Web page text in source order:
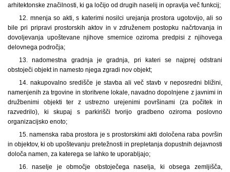
arhitektonske značilnosti, ki ga ločijo od drugih naselij in opravlja več funkcij;
12. mnenja so akti, s katerimi nosilci urejanja prostora ugotovijo, ali so
bile pri pripravi prostorskih aktov in v združenem postopku načrtovanja in
dovoljevanja upoštevane njihove smernice oziroma predpisi z njihovega
delovnega področja;
13. nadomestna gradnja je gradnja, pri kateri se najprej odstrani
obstoječi objekt in namesto njega zgradi nov objekt;
14. nakupovalno središče je stavba ali več stavb v neposredni bližini,
namenjenih za trgovine in storitvene lokale, navadno dopolnjene z javnimi in
družbenimi objekti ter z ustrezno urejenimi površinami (za počitek in
razvedrilo), ki skupaj s parkirišči tvorijo gradbeno oziroma poslovno
organizacijsko enoto;
15. namenska raba prostora je s prostorskimi akti določena raba površin
in objektov, ki ob upoštevanju pretežnosti in prepletanja dopustnih dejavnosti
določa namen, za katerega se lahko te uporabljajo;
16. naselje je območje obstoječega naselja, ki obsega zemljišča,